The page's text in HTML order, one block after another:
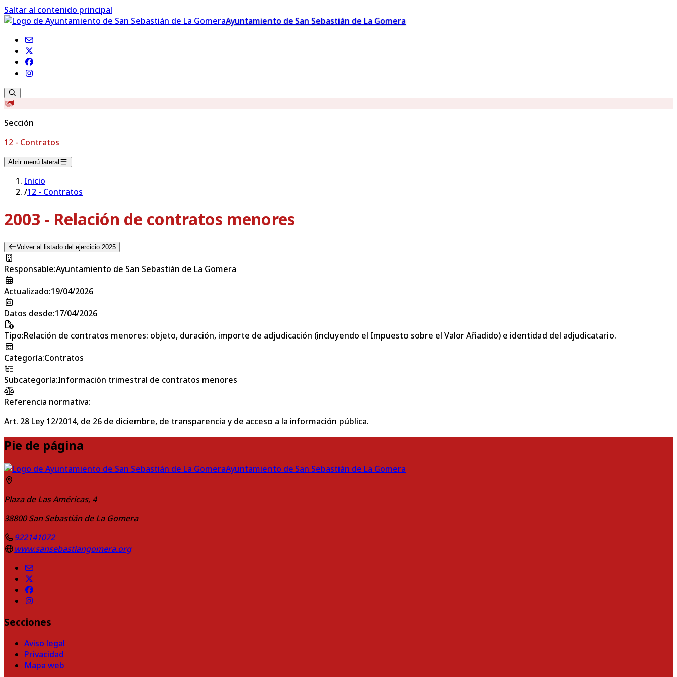
Saltar al contenido principal
Ayuntamiento de San Sebastián de La Gomera
Sección
12 - Contratos
Abrir menú lateral
Inicio
/12 - Contratos
2003 - Relación de contratos menores
Volver al listado del ejercicio 2025
Responsable:Ayuntamiento de San Sebastián de La Gomera
Actualizado:19/04/2026
Datos desde:17/04/2026
Tipo:Relación de contratos menores: objeto, duración, importe de adjudicación (incluyendo el Impuesto sobre el Valor Añadido) e identidad del adjudicatario.
Categoría:Contratos
Subcategoría:Información trimestral de contratos menores
Referencia normativa:
Art. 28 Ley 12/2014, de 26 de diciembre, de transparencia y de acceso a la información pública.
Pie de página
Ayuntamiento de San Sebastián de La Gomera
Plaza de Las Américas, 4
38800 San Sebastián de La Gomera
922141072
www.sansebastiangomera.org
Secciones
Aviso legal
Privacidad
Mapa web